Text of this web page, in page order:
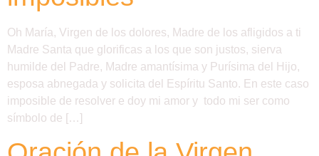
Oh María, Virgen de los dolores, Madre de los afligidos a ti
Madre Santa que glorificas a los que son justos, sierva
humilde del Padre, Madre amantísima y Purísima del Hijo,
esposa abnegada y solicita del Espíritu Santo. En este caso
imposible de resolver e doy mi amor y todo mi ser como
símbolo de […]